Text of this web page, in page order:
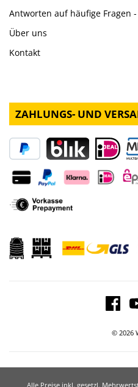
Antworten auf häufige Fragen -
Über uns
Kontakt
ZAHLUNGS- UND
© 2026
Alle Preise inkl. gesetzl.